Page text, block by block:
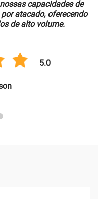
capacidades de
atacado, oferecendo
de alto volume.
5.0